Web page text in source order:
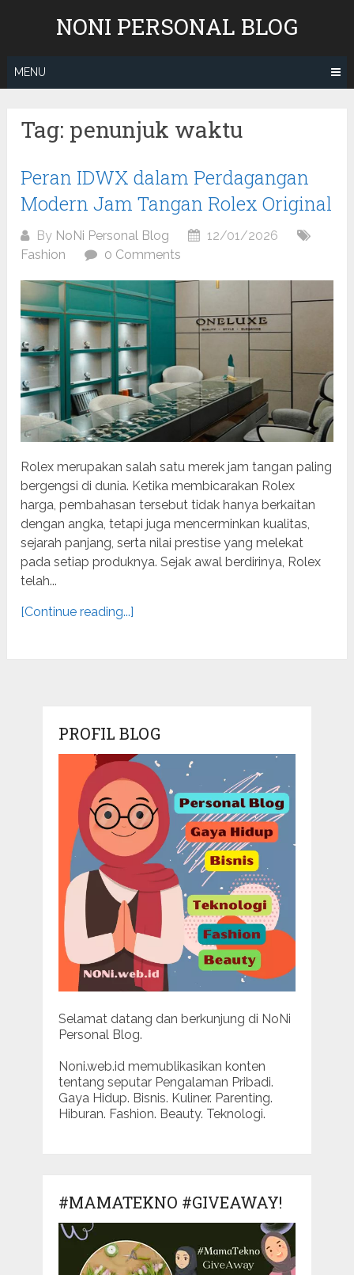
NONI PERSONAL BLOG
MENU
Tag: penunjuk waktu
Peran IDWX dalam Perdagangan
Modern Jam Tangan Rolex Original
By NoNi Personal Blog
12/01/2026
Fashion
0 Comments
Rolex merupakan salah satu merek jam tangan paling
bergengsi di dunia. Ketika membicarakan Rolex
harga, pembahasan tersebut tidak hanya berkaitan
dengan angka, tetapi juga mencerminkan kualitas,
sejarah panjang, serta nilai prestise yang melekat
pada setiap produknya. Sejak awal berdirinya, Rolex
telah...
[Continue reading...]
PROFIL BLOG
Selamat datang dan berkunjung di NoNi
Personal Blog.
Noni.web.id memublikasikan konten
tentang seputar Pengalaman Pribadi.
Gaya Hidup. Bisnis. Kuliner. Parenting.
Hiburan. Fashion. Beauty. Teknologi.
#MAMATEKNO #GIVEAWAY!